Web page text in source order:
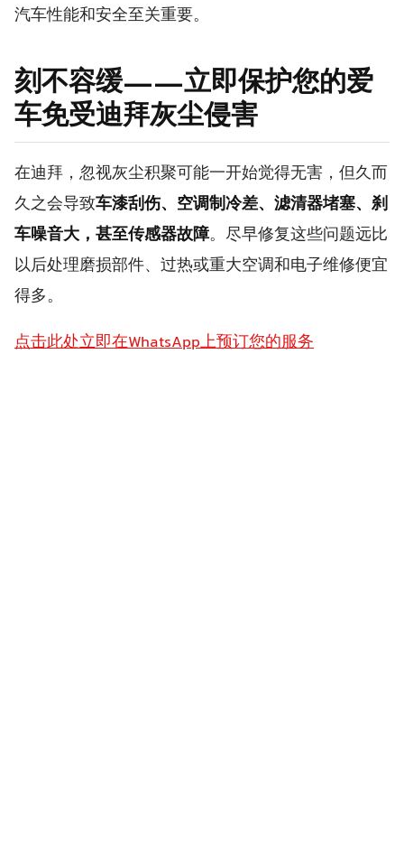
汽车性能和安全至关重要。
刻不容缓——立即保护您的爱
车免受迪拜灰尘侵害
在迪拜，忽视灰尘积聚可能一开始觉得无害，但久而
久之会导致车漆刮伤、空调制冷差、滤清器堵塞、刹
车噪音大，甚至传感器故障。尽早修复这些问题远比
以后处理磨损部件、过热或重大空调和电子维修便宜
得多。
点击此处立即在WhatsApp上预订您的服务